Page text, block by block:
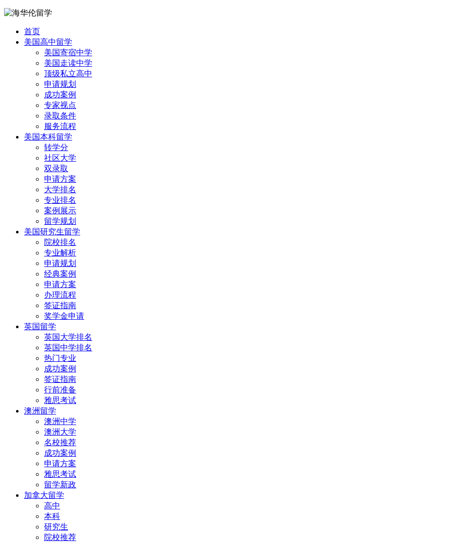
首页
美国高中留学
美国寄宿中学
美国走读中学
顶级私立高中
申请规划
成功案例
专家视点
录取条件
服务流程
美国本科留学
转学分
社区大学
双录取
申请方案
大学排名
专业排名
案例展示
留学规划
美国研究生留学
院校排名
专业解析
申请规划
经典案例
申请方案
办理流程
签证指南
奖学金申请
英国留学
英国大学排名
英国中学排名
热门专业
成功案例
签证指南
行前准备
雅思考试
澳洲留学
澳洲中学
澳洲大学
名校推荐
成功案例
申请方案
雅思考试
留学新政
加拿大留学
高中
本科
研究生
院校推荐